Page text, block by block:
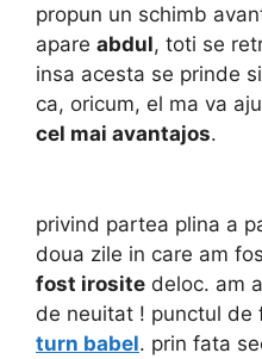
propun un schimb
apare abdul, toti se
insa acesta se prinde
ca, oricum, el ma va
cel mai avantajos.
privind partea plina a
doua zile in care am
fost irosite deloc. am
de neuitat ! punctul de
turn babel. prin fata